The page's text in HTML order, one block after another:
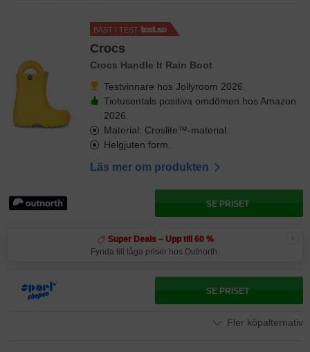
BÄST I TEST
Crocs
Crocs Handle It Rain Boot
Testvinnare hos Jollyroom 2026.
Tiotusentals positiva omdömen hos Amazon
2026.
Material: Croslite™-material.
Helgjuten form.
Läs mer om produkten
SE PRISET
i
Super Deals – Upp till 60 %
Fynda till låga priser hos Outnorth.
SE PRISET
Fler köpalternativ